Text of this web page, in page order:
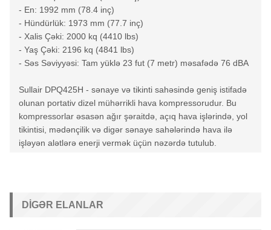
- En: 1992 mm (78.4 inç)
- Hündürlük: 1973 mm (77.7 inç)
- Xalis Çəki: 2000 kq (4410 lbs)
- Yaş Çəki: 2196 kq (4841 lbs)
- Səs Səviyyəsi: Tam yüklə 23 fut (7 metr) məsafədə 76 dBA​
Sullair DPQ425H - sənaye və tikinti sahəsində geniş istifadə
olunan portativ dizel mühərrikli hava kompressorudur. Bu
kompressorlar əsasən ağır şəraitdə, açıq hava işlərində, yol
tikintisi, mədənçilik və digər sənaye sahələrində hava ilə
işləyən alətlərə enerji vermək üçün nəzərdə tutulub.
DIGƏR ELANLAR